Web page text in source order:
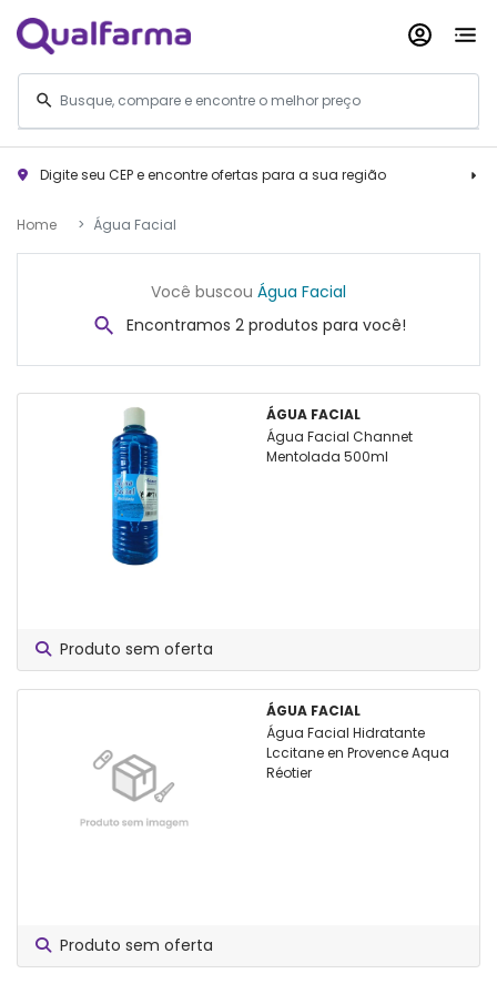
Digite seu CEP e encontre ofertas para a sua região
Home Água Facial
Você buscou Água Facial
Encontramos 2 produtos para você!
ÁGUA FACIAL
Água Facial Channet
Mentolada 500ml
Produto sem oferta
ÁGUA FACIAL
Água Facial Hidratante
Lccitane en Provence Aqua
Réotier
Produto sem oferta